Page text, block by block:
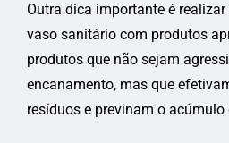
Outra dica importante é
vaso sanitário com produtos
produtos que não sejam
encanamento, mas que
resíduos e previnam o acúmulo